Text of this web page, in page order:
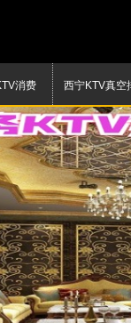
消费 西宁KTV真空